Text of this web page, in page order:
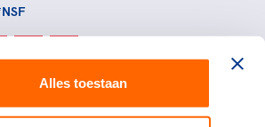
Alles toestaan